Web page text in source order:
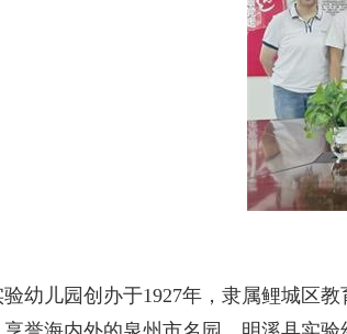
儿园创办于1927年，隶属鲤城区教